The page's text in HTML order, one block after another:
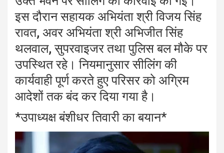
इस दौरान सहायक अभियंता श्री विजय सिंह
रावत, अवर अभियंता श्री अभिजीत सिंह
थलवाल, सुपरवाइजर तथा पुलिस बल मौके पर
उपस्थित रहे। नियमानुसार सीलिंग की
कार्यवाही पूर्ण करते हुए परिसर को अग्रिम
आदेशों तक बंद कर दिया गया है।
*उपाध्यक्ष बंशीधर तिवारी का बयान*